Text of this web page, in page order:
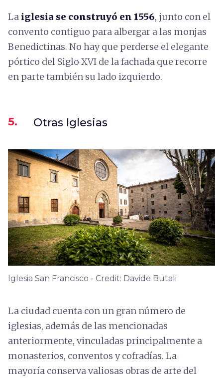
La iglesia se construyó en 1556, junto con el
convento contiguo para albergar a las monjas
Benedictinas. No hay que perderse el elegante
pórtico del Siglo XVI de la fachada que recorre
en parte también su lado izquierdo.
5. Otras Iglesias
Iglesia San Francisco - Credit: Davide Butali
La ciudad cuenta con un gran número de
iglesias, además de las mencionadas
anteriormente, vinculadas principalmente a
monasterios, conventos y cofradías. La
mayoría conserva valiosas obras de arte del